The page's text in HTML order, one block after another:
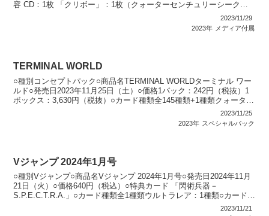
容 CD：1枚 「クリボー」：1枚（クォーターセンチュリーシークレ
2023/11/29
2023年
メディア付属
TERMINAL WORLD
○種別コンセプトパック○商品名TERMINAL WORLDターミナル ワー
ルド○発売日2023年11月25日（土）○価格1パック：242円（税抜）1
ボックス：3,630円（税抜）○カード種類全145種類+1種類クォーター
2023/11/25
2023年 スペシャルパック
Vジャンプ 2024年1月号
○種別Vジャンプ○商品名Vジャンプ 2024年1月号○発売日2024年11月
21日（火）○価格640円（税込）○特典カード 「閃術兵器－
S.P.E.C.T.R.A.」○カード種類全1種類ウルトラレア：1種類○カードリ
2023/11/21